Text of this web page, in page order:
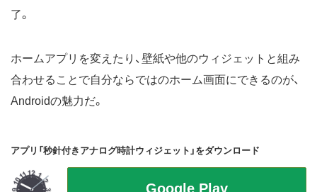
了。
ホームアプリを変えたり、壁紙や他のウィジェットと組み
合わせることで自分ならではのホーム画面にできるのが、
Androidの魅力だ。
アプリ「秒針付きアナログ時計ウィジェット」をダウンロード